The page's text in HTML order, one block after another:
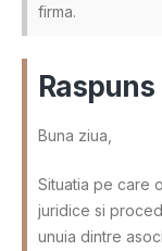
firma.
Raspuns
Buna ziua,
Situatia pe care
juridice si
unuia dintre